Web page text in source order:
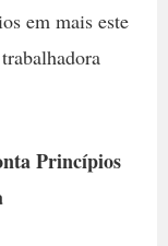
em mais este
Princípios